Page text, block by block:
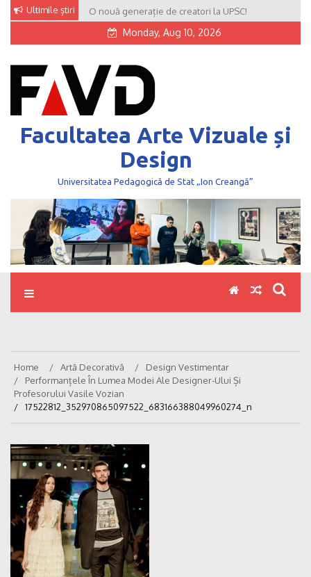
Skip
content
Ultimile știri O nouă generație de creatori la UPSC!
Monday, Aug 10, 2026
Facultatea Arte Vizuale și
Design
Universitatea Pedagogică de Stat „Ion Creangă”
Home Artă Decorativă
Design Vestimentar
Performanțele În Lumea Modei Ale Designer-Ului Și
Profesorului Vasile Vozian
17522812_352970865097522_683166388049960274_n